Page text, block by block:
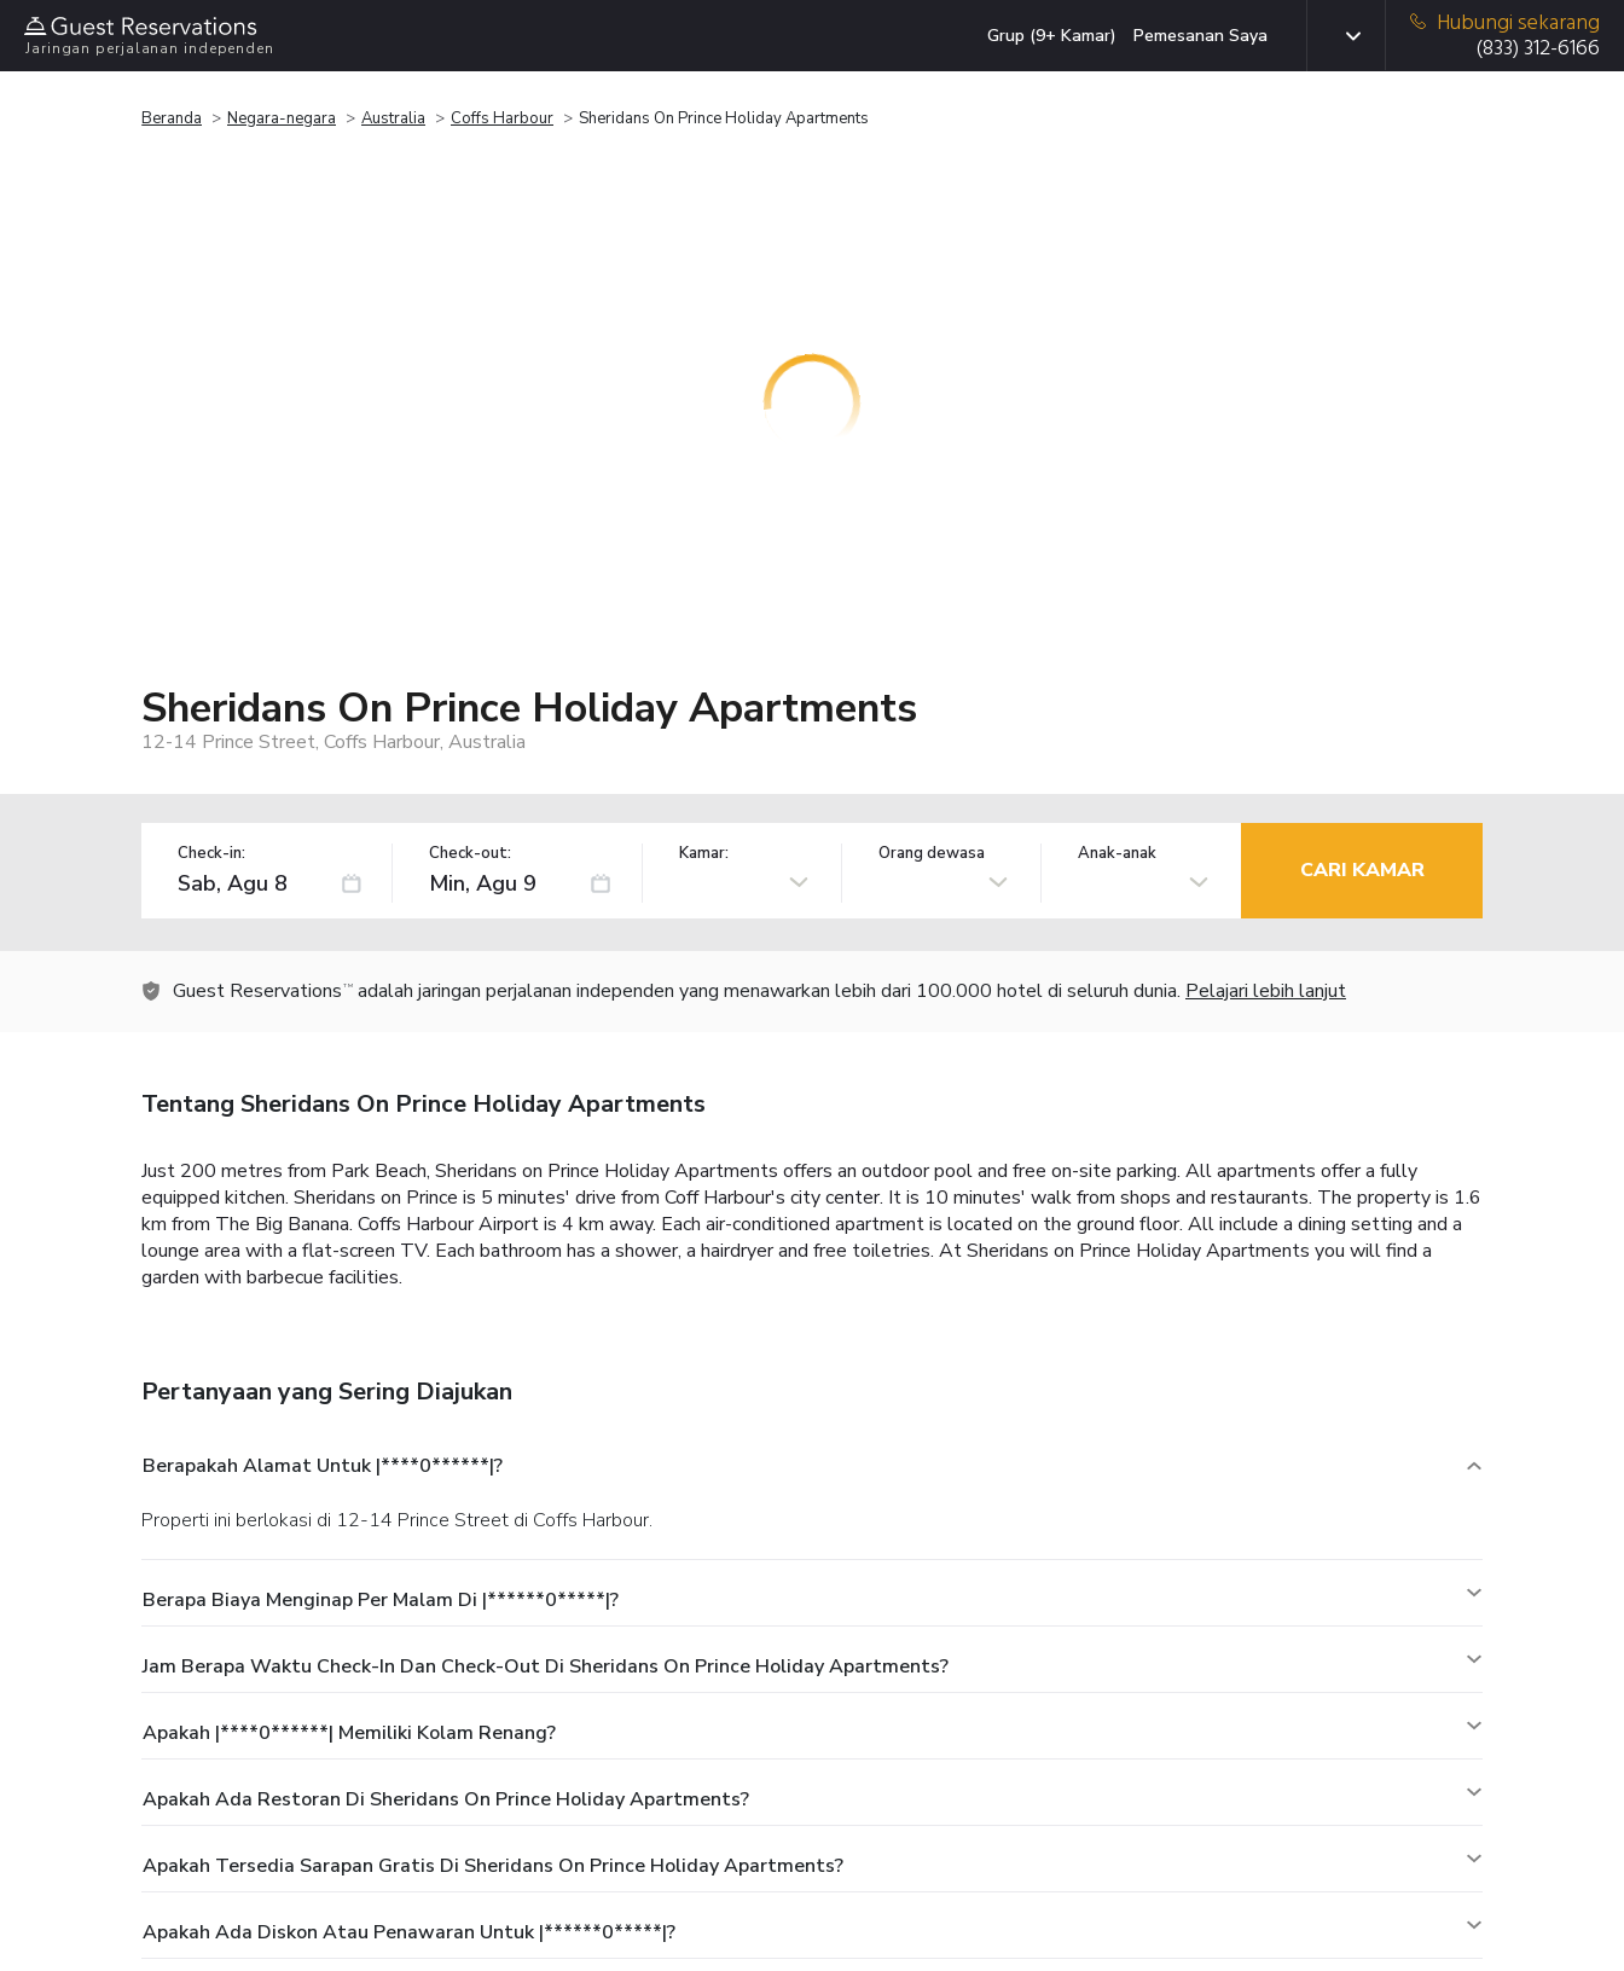
Jaringan perjalanan independen
Grup (9+ Kamar) Pemesanan Saya
Hubungi sekarang
(833) 312-6166
Beranda Negara-negara Australia Coffs Harbour Sheridans On Prince Holiday Apartments
Sheridans On Prince Holiday Apartments
12-14 Prince Street, Coffs Harbour, Australia
Check-in: Check-out: Kamar: Orang dewasa Anak-anak
CARI KAMAR
Guest Reservations TM adalah jaringan perjalanan independen yang menawarkan lebih dari 100.000 hotel di seluruh dunia. Pelajari lebih lanjut
Tentang Sheridans On Prince Holiday Apartments
Just 200 metres from Park Beach, Sheridans on Prince Holiday Apartments offers an outdoor pool and free on-site parking. All apartments offer a fully
equipped kitchen. Sheridans on Prince is 5 minutes' drive from Coff Harbour's city center. It is 10 minutes' walk from shops and restaurants. The property is 1.6
km from The Big Banana. Coffs Harbour Airport is 4 km away. Each air-conditioned apartment is located on the ground floor. All include a dining setting and a
lounge area with a flat-screen TV. Each bathroom has a shower, a hairdryer and free toiletries. At Sheridans on Prince Holiday Apartments you will find a
garden with barbecue facilities.
Pertanyaan yang Sering Diajukan
Berapakah Alamat Untuk |****0******|?
Properti ini berlokasi di 12-14 Prince Street di Coffs Harbour.
Berapa Biaya Menginap Per Malam Di |******0*****|?
Jam Berapa Waktu Check-In Dan Check-Out Di Sheridans On Prince Holiday Apartments?
Apakah |****0******| Memiliki Kolam Renang?
Apakah Ada Restoran Di Sheridans On Prince Holiday Apartments?
Apakah Tersedia Sarapan Gratis Di Sheridans On Prince Holiday Apartments?
Apakah Ada Diskon Atau Penawaran Untuk |******0*****|?